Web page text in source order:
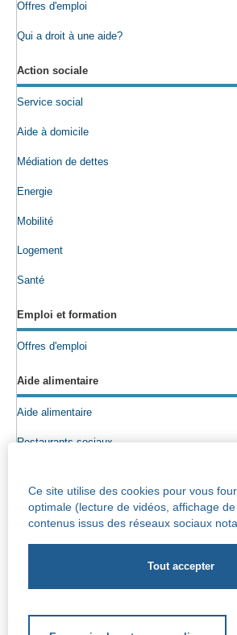
Ce site utilise des cookies pour vous
optimale (lecture de vidéos, affichage
contenus issus des réseaux sociaux
Offres d'emploi
Qui a droit à une aide?
Action sociale
Service social
Aide à domicile
Médiation de dettes
Energie
Mobilité
Logement
Santé
Emploi et formation
Offres d'emploi
Aide alimentaire
Aide alimentaire
Restaurants sociaux
Epicerie sociale
Socio-culturel